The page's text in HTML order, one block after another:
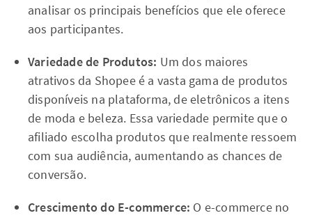
analisar os principais benefícios que ele oferece
aos participantes.
Variedade de Produtos: Um dos maiores
atrativos da Shopee é a vasta gama de produtos
disponíveis na plataforma, de eletrônicos a itens
de moda e beleza. Essa variedade permite que o
afiliado escolha produtos que realmente ressoem
com sua audiência, aumentando as chances de
conversão.
Crescimento do E-commerce: O e-commerce no